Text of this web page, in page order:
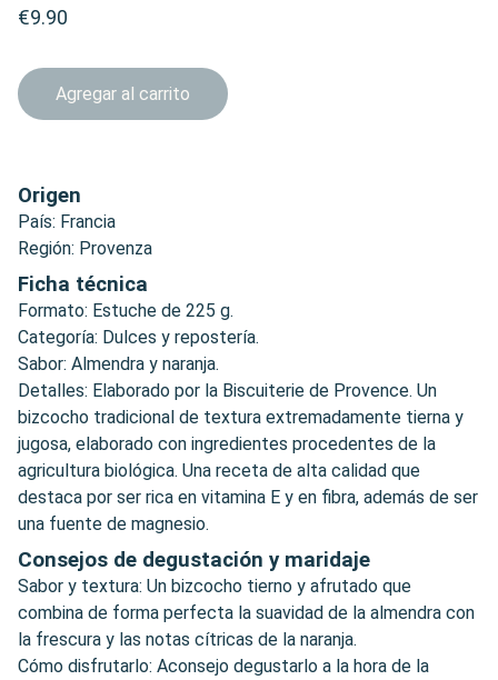
€9.90
Agregar al carrito
Origen
País: Francia
Región: Provenza
Ficha técnica
Formato: Estuche de 225 g.
Categoría: Dulces y repostería.
Sabor: Almendra y naranja.
Detalles: Elaborado por la Biscuiterie de Provence. Un
bizcocho tradicional de textura extremadamente tierna y
jugosa, elaborado con ingredientes procedentes de la
agricultura biológica. Una receta de alta calidad que
destaca por ser rica en vitamina E y en fibra, además de ser
una fuente de magnesio.
Consejos de degustación y maridaje
Sabor y textura: Un bizcocho tierno y afrutado que
combina de forma perfecta la suavidad de la almendra con
la frescura y las notas cítricas de la naranja.
Cómo disfrutarlo: Aconsejo degustarlo a la hora de la